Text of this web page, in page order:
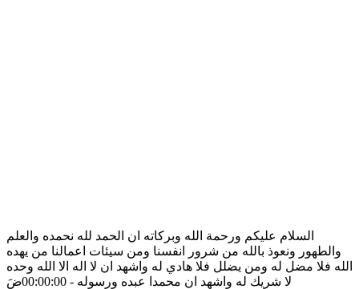
السلام عليكم ورحمة الله وبركاته ان الحمد لله نحمده والعلم
والطهور ونعوذ بالله من شرور انفسنا ومن سيئات اعمالنا من يهده
الله فلا مضل له ومن يضلل فلا هادي له واشهد ان لا اله الا الله وحده
لا شريك له واشهد ان محمدا عبده ورسوله - 00:00:00 ضَ